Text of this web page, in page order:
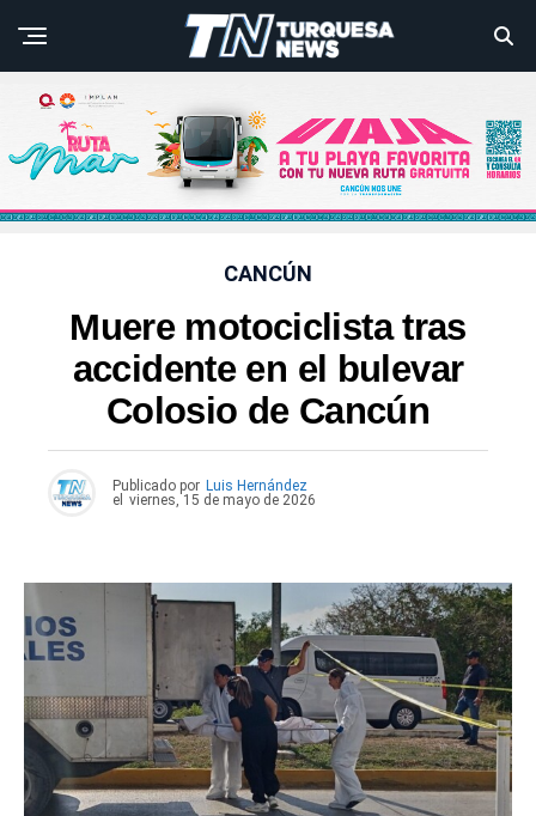
CANCÚN
Muere motociclista tras
accidente en el bulevar
Colosio de Cancún
Publicado por Luis Hernández
el viernes, 15 de mayo de 2026